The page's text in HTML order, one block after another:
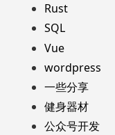
Rust
SQL
Vue
wordpress
一些分享
健身器材
公众号开发